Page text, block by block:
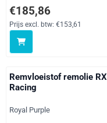
Prijs: 185,86, exclusief
€185,86
Prijs excl. btw: €153,61
Remvloeistof remolie RX
Racing
Merk:
Royal Purple